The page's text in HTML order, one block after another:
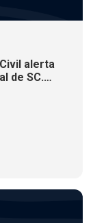
alerta
de SC.